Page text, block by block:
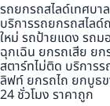
รถยกรถสไลด์เทศบา
บริการรถยกรถสไล
ใหม่ รถป้ายแดง รถม
ฉุกเฉิน ยกรถเสีย ย
สตาร์ทไม่ติด บริการ
ลิฟท์ ยกรถไถ ยกบูธ
24 ชั่วโมง ราคาถูก